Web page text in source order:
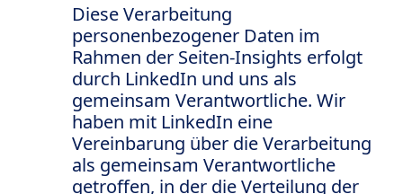
Diese Verarbeitung
personenbezogener Daten im
Rahmen der Seiten-Insights erfolgt
durch LinkedIn und uns als
gemeinsam Verantwortliche. Wir
haben mit LinkedIn eine
Vereinbarung über die Verarbeitung
als gemeinsam Verantwortliche
getroffen, in der die Verteilung der